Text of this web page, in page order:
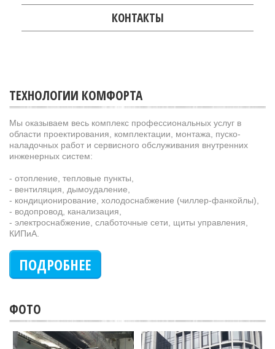
КОНТАКТЫ
ТЕХНОЛОГИИ КОМФОРТА
Мы оказываем весь комплекс профессиональных услуг в
области проектирования, комплектации, монтажа, пуско-
наладочных работ и сервисного обслуживания внутренних
инженерных систем:
- отопление, тепловые пункты,
- вентиляция, дымоудаление,
- кондиционирование, холодоснабжение (чиллер-фанкойлы),
- водопровод, канализация,
- электроснабжение, слаботочные сети, щиты управления,
КИПиА.
ПОДРОБНЕЕ
ФОТО